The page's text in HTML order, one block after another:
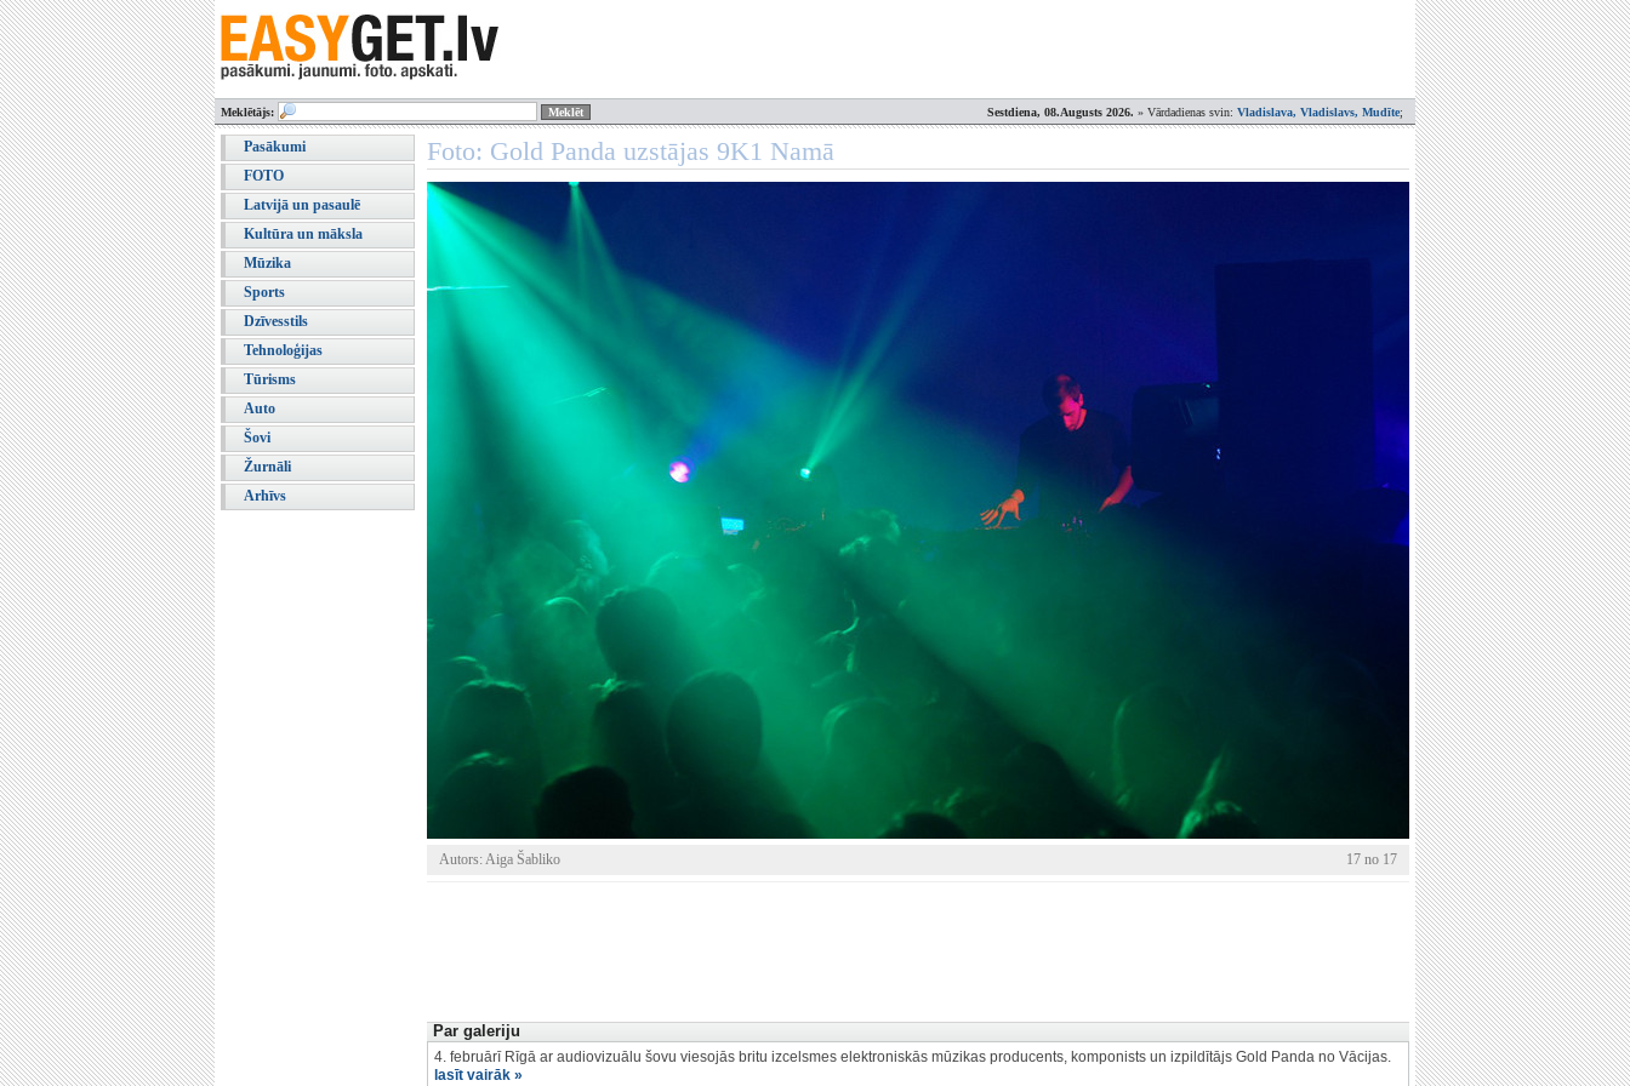
Sestdiena, 08.Augusts 2026. » Vārdadienas svin: Vladislava, Vladislavs, Mudīte;
Meklētājs:
Pasākumi
FOTO
Latvijā un pasaulē
Kultūra un māksla
Mūzika
Sports
Dzīvesstils
Tehnoloģijas
Tūrisms
Auto
Šovi
Žurnāli
Arhīvs
Foto: Gold Panda uzstājas 9K1 Namā
Autors: Aiga Šabliko 17 no 17
Par galeriju
4. februārī Rīgā ar audiovizuālu šovu viesojās britu izcelsmes elektroniskās mūzikas producents, komponists un izpildītājs Gold Panda no Vācijas.
lasīt vairāk »